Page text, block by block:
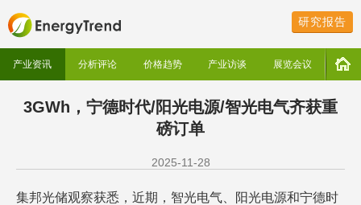
研究报告
产业资讯 分析评论 价格趋势 产业访谈 展览会议
3GWh，宁德时代/阳光电源/智光电气齐获重
磅订单
2025-11-28
集邦光储观察获悉，近期，智光电气、阳光电源和宁德时